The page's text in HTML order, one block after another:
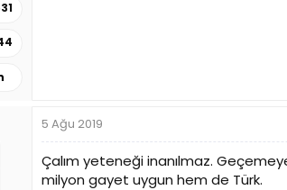
5 Ağu 2019
Çalım yeteneği inanılmaz.
milyon gayet uygun hem de Türk.